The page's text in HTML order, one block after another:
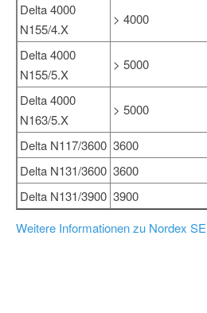
Delta 4000
N155/4.X
> 4000
Delta 4000
N155/5.X
> 5000
Delta 4000
N163/5.X
> 5000
Delta N117/3600 3600
Delta N131/3600 3600
Delta N131/3900 3900
Weitere Informationen zu Nordex SE